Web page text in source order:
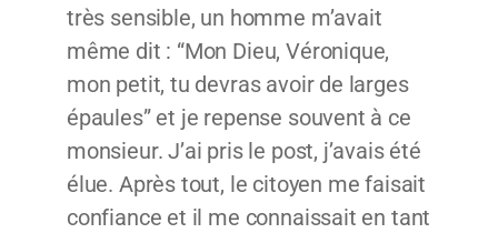
très sensible, un homme m’avait
même dit : “Mon Dieu, Véronique,
mon petit, tu devras avoir de larges
épaules” et je repense souvent à ce
monsieur. J’ai pris le post, j’avais été
élue. Après tout, le citoyen me faisait
confiance et il me connaissait en tant